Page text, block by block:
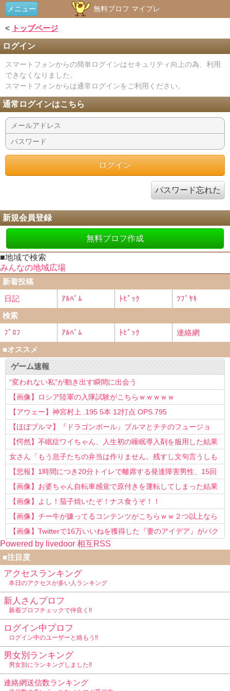
メニュー 無料プロフ マイプレ
< トップページ
ログイン
スマートフォンからの簡単ログインはセキュリティ向上の為、利用
できなくなりました。
スマートフォンからは通常ログインをご利用ください。
通常ログインはこちら
パスワード忘れた
新規会員登録
無料プロフ作成
■地域で検索
みんなの地域広場
新着投稿
日記
ｱﾙﾊﾞﾑ ﾄﾋﾟｯｸ
ﾂﾌﾞﾔｷ
検索
ﾌﾟﾛﾌ
ｱﾙﾊﾞﾑ ﾄﾋﾟｯｸ
連絡網
■オススメ
ゲーム速報
“変われない私”が動き出す瞬間に出会う
【画像】ロシア陸軍の入隊試験がこちらｗｗｗｗｗ
【アウェー】神宮村上 .195 5本 12打点 OPS.795
【ほぼブルマ】『ドラゴンボール』ブルマとチチのフュージョ
ン、クッソ可愛すぎるwwwwwww
【愕然】不眠症ワイちゃん、人生初の睡眠導入剤を服用した結果
ｗｗｗｗ
女さん「もう息子たちの弁当は作りません。残すし文句言うしも
う知らない！」
【悲報】1時間につき20分トイレで離席する発達障害男性、15回
以上転職を重ねてしまう
【画像】お婆ちゃん自転車感覚で原付きを運転してしまった結果
www
【画像】よし！茄子焼いたぞ！ナス食うぞ！！
【画像】チー牛が嫌ってるコンテンツがこちらｗｗ２つ以上なら
確定ｗｗ
【画像】Twitterで16万いいねを獲得した『妻のアイデア』がパク
リで草www
Powered by livedoor 相互RSS
■注目度
アクセスランキング
本日のアクセスが多い人ランキング
新人さんプロフ
新着プロフチェックで仲良く!!
ログイン中プロフ
ログイン中のユーザーと絡もう!!
男女別ランキング
男女別にランキングしました!!
連絡網送信数ランキング